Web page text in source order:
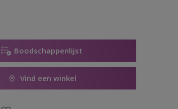
Boodschappenlijst
Vind een winkel